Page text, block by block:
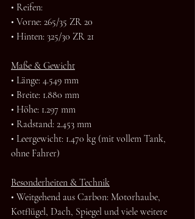
• Reifen:
• Vorne: 265/35 ZR 20
• Hinten: 325/30 ZR 21
Maße & Gewicht
• Länge: 4.549 mm
• Breite: 1.880 mm
• Höhe: 1.297 mm
• Radstand: 2.453 mm
• Leergewicht: 1.470 kg (mit vollem Tank,
ohne Fahrer)
Besonderheiten & Technik
• Weitgehend aus Carbon: Motorhaube,
Kotflügel, Dach, Spiegel und viele weitere